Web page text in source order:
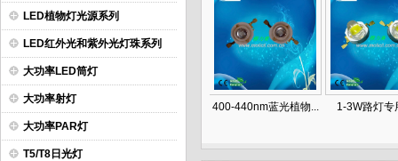
LED植物灯光源系列
LED红外光和紫外光灯珠系列
大功率LED筒灯
大功率射灯
大功率PAR灯
T5/T8日光灯
COB面光源 400-440nm蓝光植物... 1-3W路灯专